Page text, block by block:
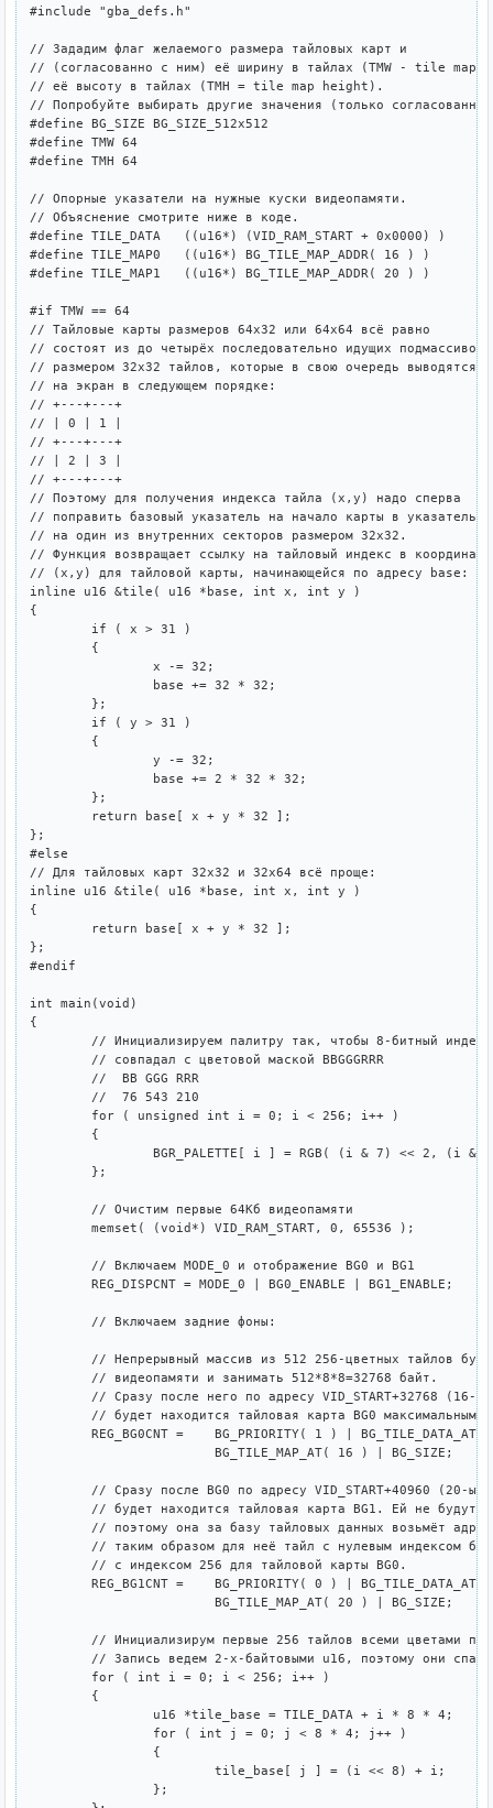
#include "gba_defs.h"
// Зададим флаг желаемого размера тайловых карт и
// (согласованно с ним) её ширину в тайлах (TMW - tile map
// её высоту в тайлах (TMH = tile map height).
// Попробуйте выбирать другие значения (только
#define BG_SIZE BG_SIZE_512x512
#define TMW 64
#define TMH 64
// Опорные указатели на нужные куски видеопамяти.
// Объяснение смотрите ниже в коде.
#define TILE_DATA   ((u16*) (VID_RAM_START + 0x0000) )
#define TILE_MAP0   ((u16*) BG_TILE_MAP_ADDR( 16 ) )
#define TILE_MAP1   ((u16*) BG_TILE_MAP_ADDR( 20 ) )
#if TMW == 64
// Тайловые карты размеров 64x32 или 64x64 всё равно
// состоят из до четырёх последовательно идущих подмассивов
// размером 32x32 тайлов, которые в свою очередь выводятся
// на экран в следующем порядке:
// +---+---+
// | 0 | 1 |
// +---+---+
// | 2 | 3 |
// +---+---+
// Поэтому для получения индекса тайла (x,y) надо сперва
// поправить базовый указатель на начало карты в указатель
// на один из внутренних секторов размером 32x32.
// Функция возвращает ссылку на тайловый индекс в
// (x,y) для тайловой карты, начинающейся по адресу base:
inline u16 &tile( u16 *base, int x, int y )
{
};
#else
// Для тайловых карт 32x32 и 32x64 всё проще:
inline u16 &tile( u16 *base, int x, int y )
{
};
#endif
int main(void)
{